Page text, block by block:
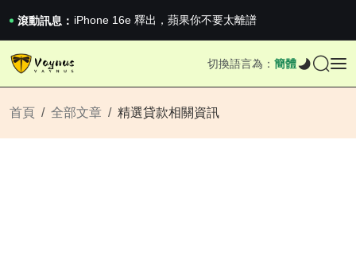
滾動訊息： iPhone 16e 釋出，蘋果你不要太離譜
2026澳網男單收官：全滿貫對上全滿亞，德約...
《巔峰守衛 Highguard》正式上線，官...
切換語言為： 簡體
首頁 全部文章 精選貸款相關資訊